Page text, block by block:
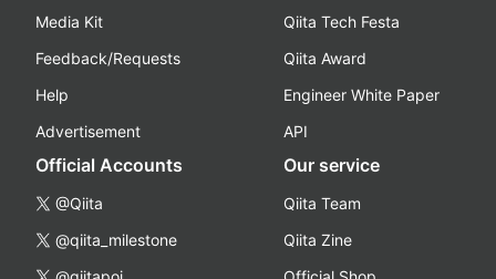
Media Kit
Feedback/Requests
Help
Advertisement
Qiita Tech Festa
Qiita Award
Engineer White Paper
API
Official Accounts
@Qiita
@qiita_milestone
Our service
Qiita Team
Qiita Zine